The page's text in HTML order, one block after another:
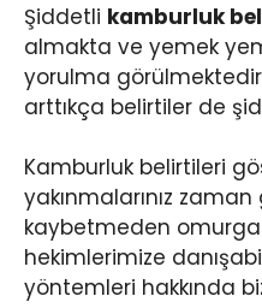
Şiddetli kamburluk
almakta ve yemek
yorulma
arttıkça belirtiler de
Kamburluk belirtileri
yakınmalarınız
kaybetmeden omurga
hekimlerimize
yöntemleri hakkında